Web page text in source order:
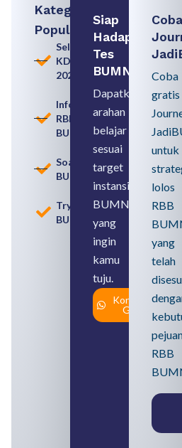
Kategori
Populer
Seleksi
KDKMP
2026
Informasi
RBB
BUMN
Soal
BUMN
Tryout
BUMN
Siap
Hadapi
Tes
BUMN
Dapatkan
arahan
belajar
sesuai
target
instansi
BUMN
yang
ingin
kamu
tuju.
Konsultasi
Gratis
Coba
gratis
untuk
lolos
RBB
yang
telah
RBB